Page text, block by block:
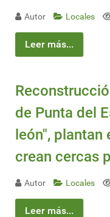
Autor Locales
Leer más...
de Punta del
león",
crean cercas
Autor Locales
Leer más...